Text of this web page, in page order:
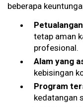
beberapa
tetap aman
profesional.
Alam yang
kebisingan
Program
kedatangan